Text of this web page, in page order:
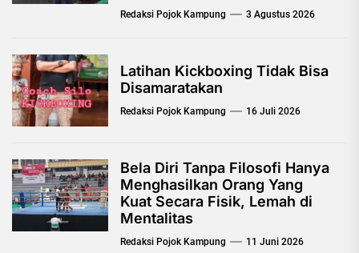
Redaksi Pojok Kampung 3 Agustus 2026
Latihan Kickboxing Tidak Bisa
Disamaratakan
Redaksi Pojok Kampung 16 Juli 2026
Bela Diri Tanpa Filosofi Hanya
Menghasilkan Orang Yang
Kuat Secara Fisik, Lemah di
Mentalitas
Redaksi Pojok Kampung 11 Juni 2026